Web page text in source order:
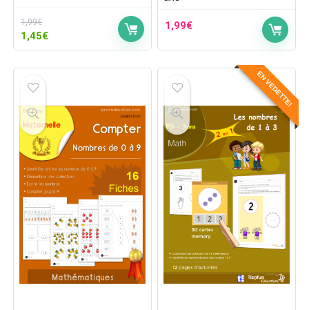
1,99€
Le
prix
1,99€.
1,45€Le
prix
1,99€
EN VEDETTE!